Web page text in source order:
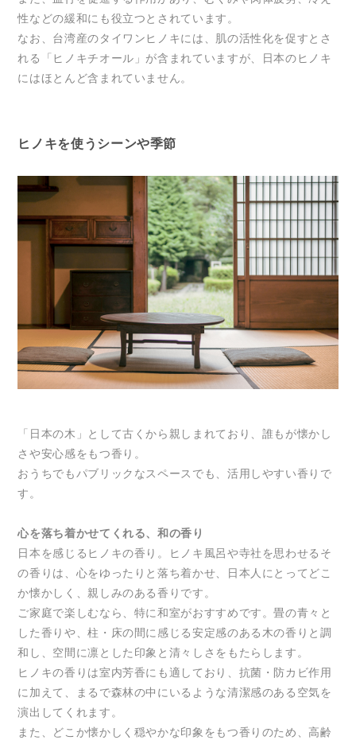
性などの緩和にも役立つとされています。
なお、台湾産のタイワンヒノキには、肌の活性化を促すとさ
れる「ヒノキチオール」が含まれていますが、日本のヒノキ
にはほとんど含まれていません。
ヒノキを使うシーンや季節
「日本の木」として古くから親しまれており、誰もが懐かし
さや安心感をもつ香り。
おうちでもパブリックなスペースでも、活用しやすい香りで
す。
心を落ち着かせてくれる、和の香り
日本を感じるヒノキの香り。ヒノキ風呂や寺社を思わせるそ
の香りは、心をゆったりと落ち着かせ、日本人にとってどこ
か懐かしく、親しみのある香りです。
ご家庭で楽しむなら、特に和室がおすすめです。畳の青々と
した香りや、柱・床の間に感じる安定感のある木の香りと調
和し、空間に凛とした印象と清々しさをもたらします。
ヒノキの香りは室内芳香にも適しており、抗菌・防カビ作用
に加えて、まるで森林の中にいるような清潔感のある空気を
演出してくれます。
また、どこか懐かしく穏やかな印象をもつ香りのため、高齢